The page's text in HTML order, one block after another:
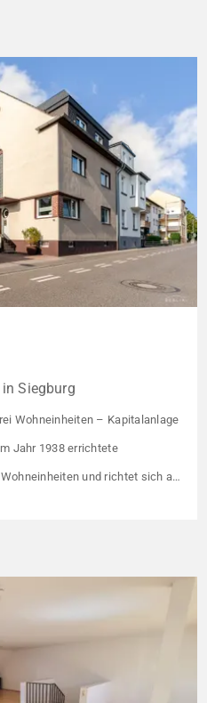
Siegburg
Wohneinheiten – Kapitalanlage
Jahr 1938 errichtete
und richtet sich an
unter dem ortsüblichen